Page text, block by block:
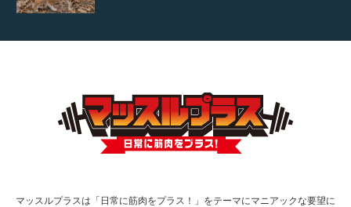
【TV】TBS番組「ひるおび」にてマッスルプ
TOKYO FMラジオ番組「ONE MORNING」
で紹介さ…
マッスルプラスは「日常に筋肉をプラス！」をテーマにマニアックな要望に